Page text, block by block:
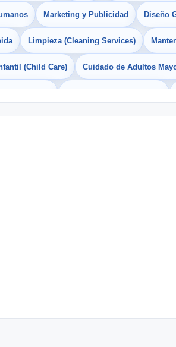
Marketing y Publicidad Diseño
Limpieza (Cleaning Services)
(Child Care) Cuidado de Adultos
Empleos para Estudiantes Empleos